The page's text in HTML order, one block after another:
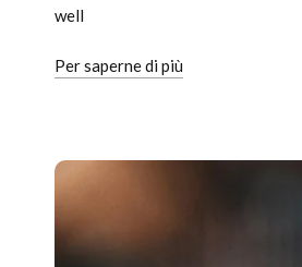
well
Per saperne di più